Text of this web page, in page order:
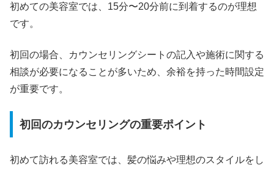
初めての美容室では、15分〜20分前に到着するのが理想
です。
初回の場合、カウンセリングシートの記入や施術に関する
相談が必要になることが多いため、余裕を持った時間設定
が重要です。
初回のカウンセリングの重要ポイント
初めて訪れる美容室では、髪の悩みや理想のスタイルをし